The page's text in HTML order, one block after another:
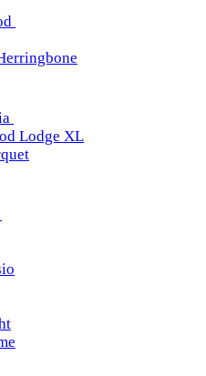
Lodge XL